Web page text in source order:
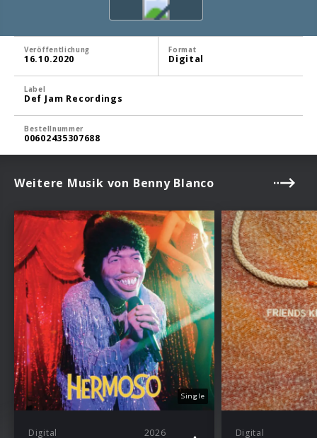
Veröffentlichung
16.10.2020
Format
Digital
Label
Def Jam Recordings
Bestellnummer
00602435307688
Weitere Musik von Benny Blanco
Single
Digital 2026 Digital